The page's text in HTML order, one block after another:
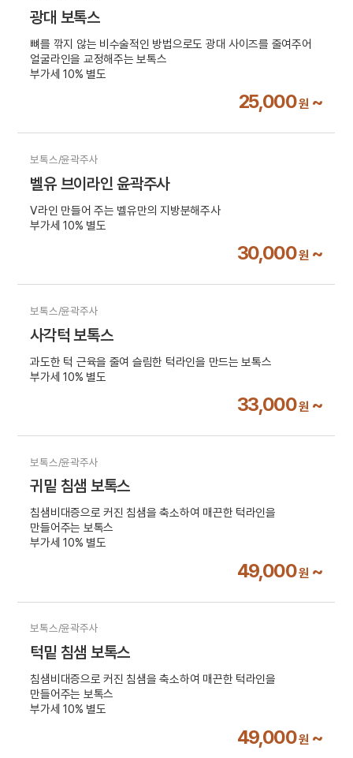
광대 보톡스
뼈를 깎지 않는 비수술적인 방법으로도 광대 사이즈를 줄여주어
얼굴라인을 교정해주는 보톡스
부가세 10% 별도
25,000원 ~
보톡스/윤곽주사
벨유 브이라인 윤곽주사
V라인 만들어 주는 벨유만의 지방분해주사
부가세 10% 별도
30,000원 ~
보톡스/윤곽주사
사각턱 보톡스
과도한 턱 근육을 줄여 슬림한 턱라인을 만드는 보톡스
부가세 10% 별도
33,000원 ~
보톡스/윤곽주사
귀밑 침샘 보톡스
침샘비대증으로 커진 침샘을 축소하여 매끈한 턱라인을
만들어주는 보톡스
부가세 10% 별도
49,000원 ~
보톡스/윤곽주사
턱밑 침샘 보톡스
침샘비대증으로 커진 침샘을 축소하여 매끈한 턱라인을
만들어주는 보톡스
부가세 10% 별도
49,000원 ~